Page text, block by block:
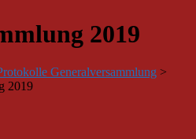
2019
Generalversammlung >
2019